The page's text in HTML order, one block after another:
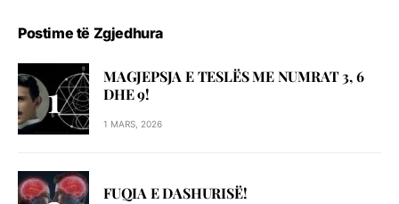
Postime të Zgjedhura
MAGJEPSJA E TESLËS ME NUMRAT 3, 6
DHE 9!
1 MARS, 2026
FUQIA E DASHURISË!